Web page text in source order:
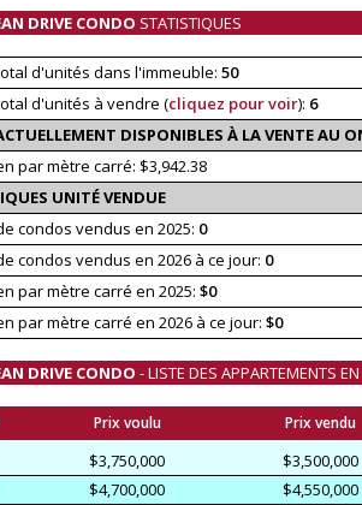
DRIVE CONDO STATISTIQUES
d'unités dans l'immeuble: 50
d'unités à vendre (cliquez pour voir): 6
DISPONIBLES À LA VENTE AU
par mètre carré: $3,942.38
UNITÉ VENDUE
condos vendus en 2025: 0
condos vendus en 2026 à ce jour: 0
par mètre carré en 2025: $0
par mètre carré en 2026 à ce jour: $0
DRIVE CONDO - LISTE DES APPARTEMENTS
Prix voulu Prix vendu
$3,750,000 $3,500,000
$4,700,000 $4,550,000